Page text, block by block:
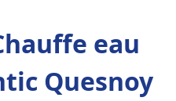
eau
Quesnoy